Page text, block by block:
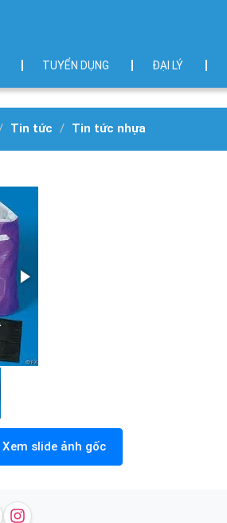
TUYỂN DỤNG ĐẠI LÝ
Tin tức Tin tức nhựa
Xem slide ảnh gốc